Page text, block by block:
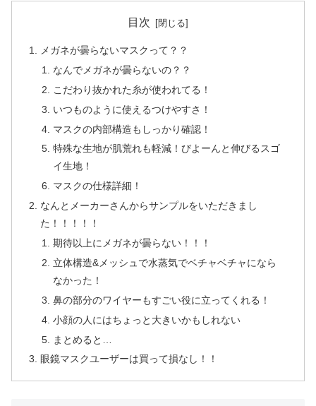
目次
メガネが曇らないマスクって？？
なんでメガネが曇らないの？？
こだわり抜かれた糸が使われてる！
いつものように使えるつけやすさ！
マスクの内部構造もしっかり確認！
特殊な生地が肌荒れも軽減！びよーんと伸びるスゴ
イ生地！
マスクの仕様詳細！
なんとメーカーさんからサンプルをいただきまし
た！！！！！
期待以上にメガネが曇らない！！！
立体構造&メッシュで水蒸気でベチャベチャになら
なかった！
鼻の部分のワイヤーもすごい役に立ってくれる！
小顔の人にはちょっと大きいかもしれない
まとめると…
眼鏡マスクユーザーは買って損なし！！